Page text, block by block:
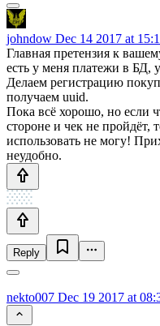
johndow Dec 14 2017 at
Главная претензия к
есть у меня платежи в БД,
Делаем регистрацию
получаем uuid.
Пока всё хорошо, но если
стороне и чек не
использовать не могу!
неудобно.
Reply
nekto007 Dec 19 2017 at